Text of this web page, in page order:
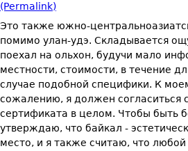
(Permalink)
Это также южно-
помимо улан-удэ. Складывается
поехал на ольхон, будучи мало
местности, стоимости, в течение
случае подобной специфики. К
сожалению, я должен согласиться
сертификата в целом. Чтобы быть
утверждаю, что байкал -
место, и я также считаю, что